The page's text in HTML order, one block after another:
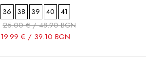
36 38 39 40 41
25.00 € / 48.90 BGN
19.99 € / 39.10 BGN